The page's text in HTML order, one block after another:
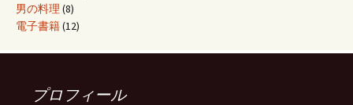
男の料理 (8)
電子書籍(12)
プロフィール